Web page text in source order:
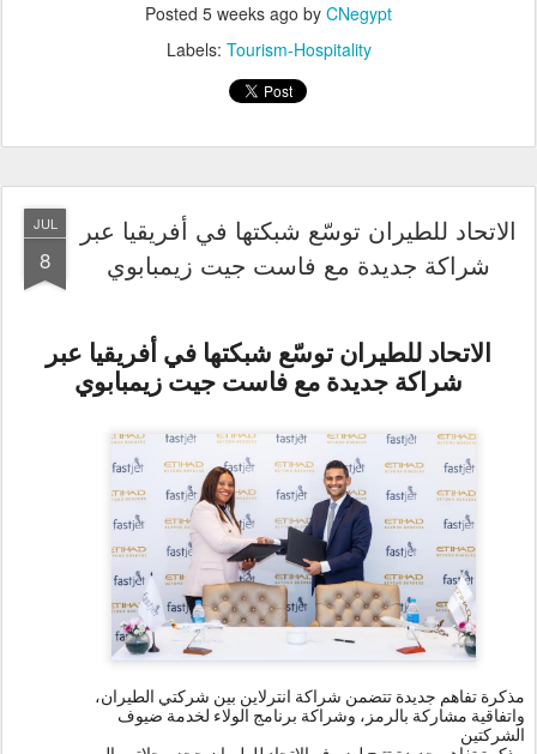
Posted 5 weeks ago by CNegypt
Labels: Tourism-Hospitality
JUL
8
الاتحاد للطيران توسّع شبكتها في أفريقيا عبر
شراكة جديدة مع فاست جيت زيمبابوي
الاتحاد للطيران توسّع شبكتها في أفريقيا عبر
شراكة جديدة مع فاست جيت زيمبابوي
مذكرة تفاهم جديدة تتضمن شراكة انترلاين بين شركتي الطيران،
واتفاقية مشاركة بالرمز، وشراكة برنامج الولاء لخدمة ضيوف
الشركتين